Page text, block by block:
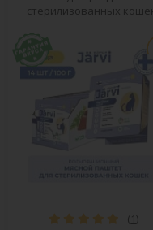
стерилизованных кошек
( 1)